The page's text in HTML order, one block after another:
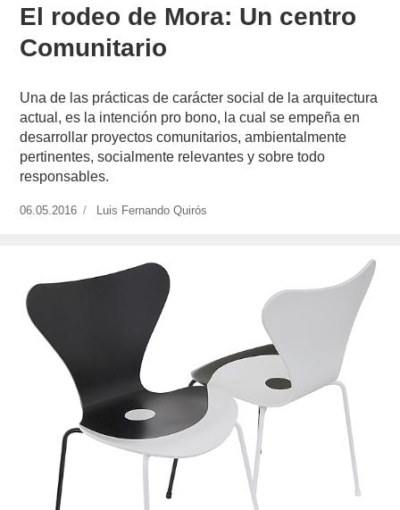
El rodeo de Mora: Un centro
Comunitario
Una de las prácticas de carácter social de la arquitectura
actual, es la intención pro bono, la cual se empeña en
desarrollar proyectos comunitarios, ambientalmente
pertinentes, socialmente relevantes y sobre todo
responsables.
Publicado
06.05.2016
https://www.experimenta.es/author/luis-
Luis Fernando Quirós